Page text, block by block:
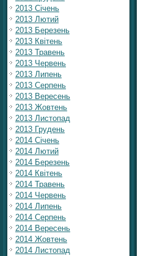
2013 Січень
2013 Лютий
2013 Березень
2013 Квітень
2013 Травень
2013 Червень
2013 Липень
2013 Серпень
2013 Вересень
2013 Жовтень
2013 Листопад
2013 Грудень
2014 Січень
2014 Лютий
2014 Березень
2014 Квітень
2014 Травень
2014 Червень
2014 Липень
2014 Серпень
2014 Вересень
2014 Жовтень
2014 Листопад